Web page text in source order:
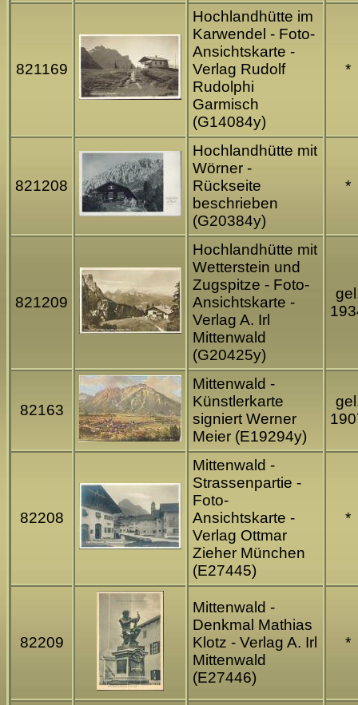
821169
Hochlandhütte im
Karwendel - Foto-
Ansichtskarte -
Verlag Rudolf
Rudolphi
Garmisch
(G14084y)
*
821208
Hochlandhütte mit
Wörner -
Rückseite
beschrieben
(G20384y)
*
821209
Hochlandhütte mit
Wetterstein und
Zugspitze - Foto-
Ansichtskarte -
Verlag A. Irl
Mittenwald
(G20425y)
82163
Mittenwald -
Künstlerkarte
signiert Werner
Meier (E19294y)
82208
Mittenwald -
Strassenpartie -
Foto-
Ansichtskarte -
Verlag Ottmar
Zieher München
(E27445)
*
82209
Mittenwald -
Denkmal Mathias
Klotz - Verlag A. Irl
Mittenwald
(E27446)
*